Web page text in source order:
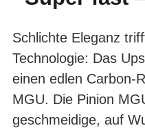
Schlichte Eleganz
Technologie: Das
einen edlen Carbon-
MGU. Die Pinion
geschmeidige, auf